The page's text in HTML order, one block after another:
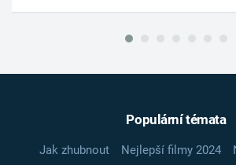
Populární témata
Jak zhubnout Nejlepší filmy 2024